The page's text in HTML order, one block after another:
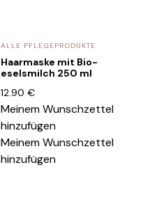
ALLE PFLEGEPRODUKTE
Haarmaske mit Bio-
eselsmilch 250 ml
12.90 €
Meinem Wunschzettel
hinzufügen
Meinem Wunschzettel
hinzufügen